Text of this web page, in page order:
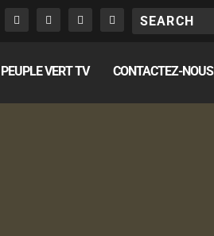
PEUPLE VERT TV CONTACTEZ-NOUS